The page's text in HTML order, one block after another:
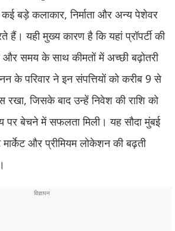
बड़े कलाकार, निर्माता और अन्य पेशेवर
हैं। यही मुख्य कारण है कि यहां प्रॉपर्टी की
और समय के साथ कीमतों में अच्छी बढ़ोतरी
के परिवार ने इन संपत्तियों को करीब 9 से
जिसके बाद उन्हें निवेश की राशि को
पर बेचने में सफलता मिली। यह सौदा मुंबई
और प्रीमियम लोकेशन की बढ़ती